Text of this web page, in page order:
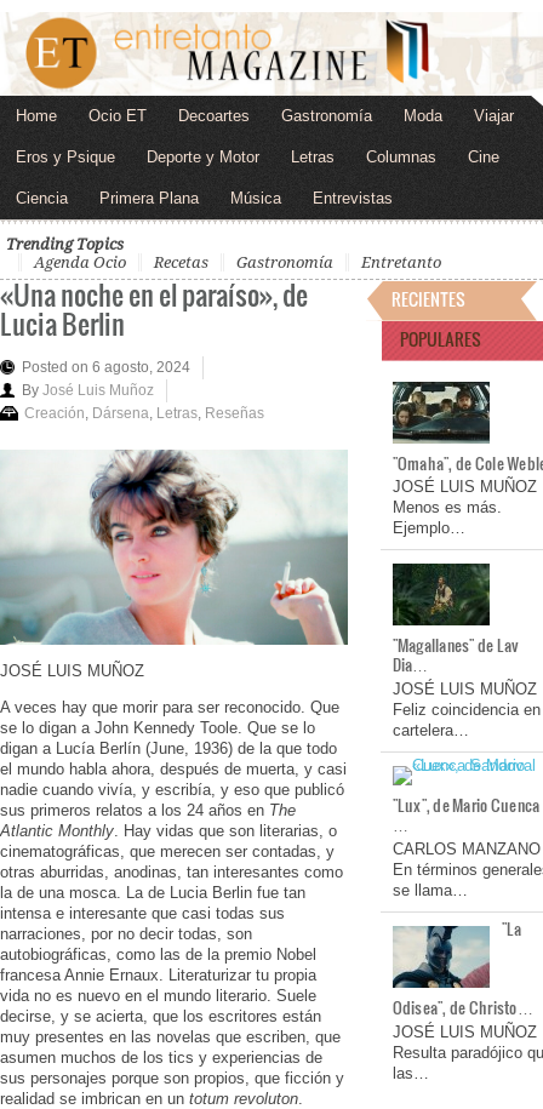
Home Ocio ET Decoartes Gastronomía Moda Viajar
Eros y Psique Deporte y Motor Letras Columnas Cine
Ciencia Primera Plana Música Entrevistas
Trending Topics
Agenda Ocio
Recetas Gastronomía Entretanto
«Una noche en el paraíso», de
Lucia Berlin
Posted on 6 agosto, 2024
By José Luis Muñoz
Creación Dársena Letras Reseñas
JOSÉ LUIS MUÑOZ
A veces hay que morir para ser reconocido. Que
se lo digan a John Kennedy Toole. Que se lo
digan a Lucía Berlín (June, 1936) de la que todo
el mundo habla ahora, después de muerta, y casi
nadie cuando vivía, y escribía, y eso que publicó
sus primeros relatos a los 24 años en The
Atlantic Monthly . Hay vidas que son literarias, o
cinematográficas, que merecen ser contadas, y
otras aburridas, anodinas, tan interesantes como
la de una mosca. La de Lucia Berlin fue tan
intensa e interesante que casi todas sus
narraciones, por no decir todas, son
autobiográficas, como las de la premio Nobel
francesa Annie Ernaux. Literaturizar tu propia
vida no es nuevo en el mundo literario. Suele
decirse, y se acierta, que los escritores están
muy presentes en las novelas que escriben, que
asumen muchos de los tics y experiencias de
sus personajes porque son propios, que ficción y
realidad se imbrican en un totum revoluton
RECIENTES
POPULARES
"Omaha", de Cole
JOSÉ LUIS MUÑOZ
Menos es más.
Ejemplo…
"Magallanes" de Lav
Dia…
JOSÉ LUIS MUÑOZ
Feliz coincidencia en
cartelera…
"Lux", de Mario Cuenca
…
CARLOS MANZANO
En términos
se llama…
"La
Odisea", de Christo…
JOSÉ LUIS MUÑOZ
Resulta paradójico
las…